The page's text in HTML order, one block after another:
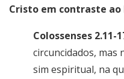
Cristo em contraste
Colossenses 2.11-
circuncidados, mas
sim espiritual, na